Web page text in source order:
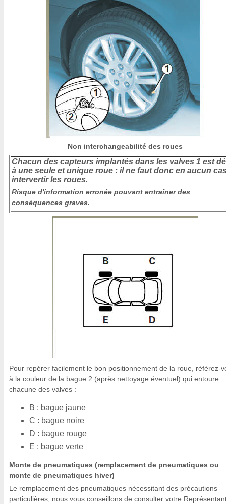
Non interchangeabilité des roues
Chacun des capteurs implantés dans les valves 1 est
à une seule et unique roue : il ne faut donc en aucun
intervertir les roues.
Risque d'information erronée pouvant entraîner des
conséquences graves.
Pour repérer facilement le bon positionnement de la roue, référez-
à la couleur de la bague 2 (après nettoyage éventuel) qui entoure
chacune des valves :
B : bague jaune
C : bague noire
D : bague rouge
E : bague verte
Monte de pneumatiques (remplacement de pneumatiques ou
monte de pneumatiques hiver)
Le remplacement des pneumatiques nécessitant des précautions
particulières, nous vous conseillons de consulter votre